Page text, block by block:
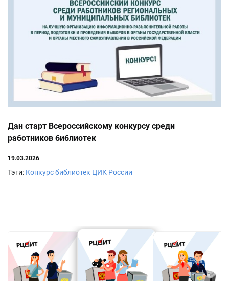
Дан старт Всероссийскому конкурсу среди
работников библиотек
19.03.2026
Тэги: Конкурс библиотек ЦИК России